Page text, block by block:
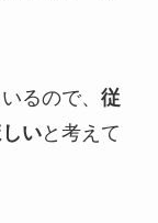
るので、 従
いと考えて